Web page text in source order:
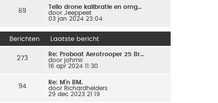
69
Tello drone kalibratie en omg…
door Jeeppeet
03 jan 2024 23:04
Berichten Laatste bericht
273
Re: Proboat Aerotrooper 25 Br…
door johmir
16 apr 2024 11:30
94
Re: M’n BM.
door Richardhelders
29 dec 2023 21:19